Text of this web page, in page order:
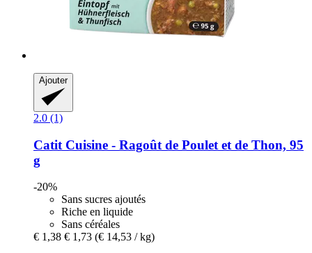
Ajouter
2.0 (1)
Catit Cuisine -​ Ragoût de Poulet et de Thon, 95
g
-20%
Sans sucres ajoutés
Riche en liquide
Sans céréales
€ 1,38 € 1,73 (€ 14,53 / kg)